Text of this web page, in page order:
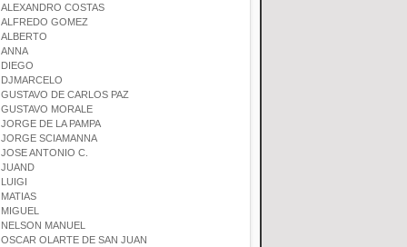
ALEXANDRO COSTAS
ALFREDO GOMEZ
ALBERTO
ANNA
DIEGO
DJMARCELO
GUSTAVO DE CARLOS PAZ
GUSTAVO MORALE
JORGE DE LA PAMPA
JORGE SCIAMANNA
JOSE ANTONIO C.
JUAND
LUIGI
MATIAS
MIGUEL
NELSON MANUEL
OSCAR OLARTE DE SAN JUAN